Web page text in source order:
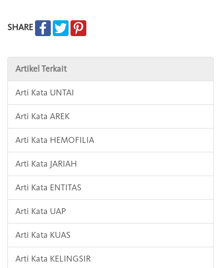
SHARE
Artikel Terkait
Arti Kata UNTAI
Arti Kata AREK
Arti Kata HEMOFILIA
Arti Kata JARIAH
Arti Kata ENTITAS
Arti Kata UAP
Arti Kata KUAS
Arti Kata KELINGSIR